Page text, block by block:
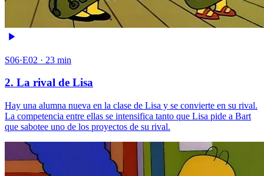
S06·E02 · 23 min
2. La rival de Lisa
Hay una alumna nueva en la clase de Lisa y se convierte en su rival.
La competencia entre ellas se intensifica tanto que Lisa pide a Bart
que sabotee uno de los proyectos de su rival.